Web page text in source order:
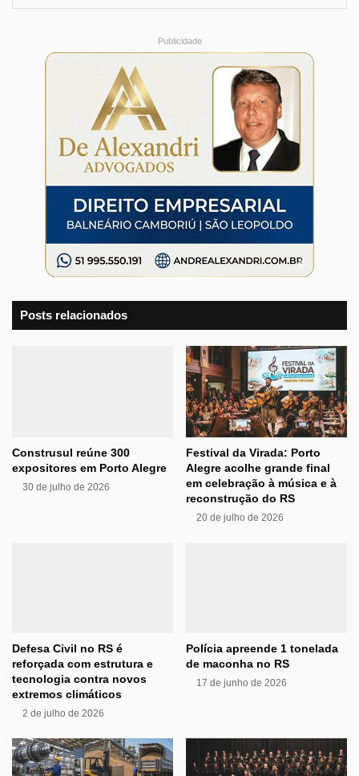
Publicidade
Posts relacionados
Construsul reúne 300
expositores em Porto Alegre
30 de julho de 2026
Festival da Virada: Porto
Alegre acolhe grande final
em celebração à música e à
reconstrução do RS
20 de julho de 2026
Defesa Civil no RS é
reforçada com estrutura e
tecnologia contra novos
extremos climáticos
2 de julho de 2026
Polícia apreende 1 tonelada
de maconha no RS
17 de junho de 2026